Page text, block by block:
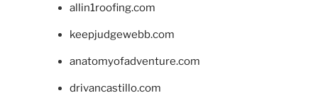
allin1roofing.com
keepjudgewebb.com
anatomyofadventure.com
drivancastillo.com